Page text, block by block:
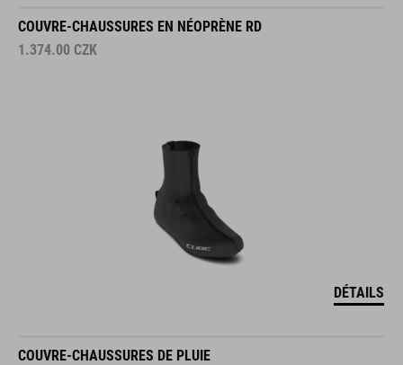
COUVRE-CHAUSSURES EN NÉOPRÈNE RD
1.374.00 CZK
DÉTAILS
COUVRE-CHAUSSURES DE PLUIE